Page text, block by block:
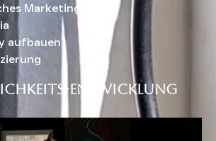
Marketing
aufbauen
entwicklung